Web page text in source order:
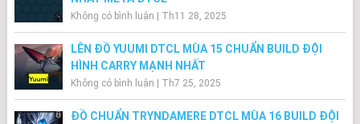
Không có bình luận Th11 28, 2025
LÊN ĐỒ YUUMI DTCL MÙA 15 CHUẨN BUILD ĐỘI
HÌNH CARRY MẠNH NHẤT
Không có bình luận Th7 25, 2025
ĐỒ CHUẨN TRYNDAMERE DTCL MÙA 16 BUILD ĐỘI